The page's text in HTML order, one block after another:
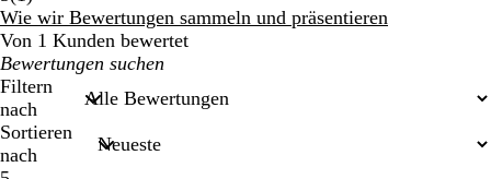
Bewertungen
Wie wir Bewertungen sammeln und präsentieren
Von 1 Kunden bewertet
Meine
Sucheingaben
Filtern
nach
Sortieren
nach